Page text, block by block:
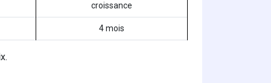
croissance
4 mois